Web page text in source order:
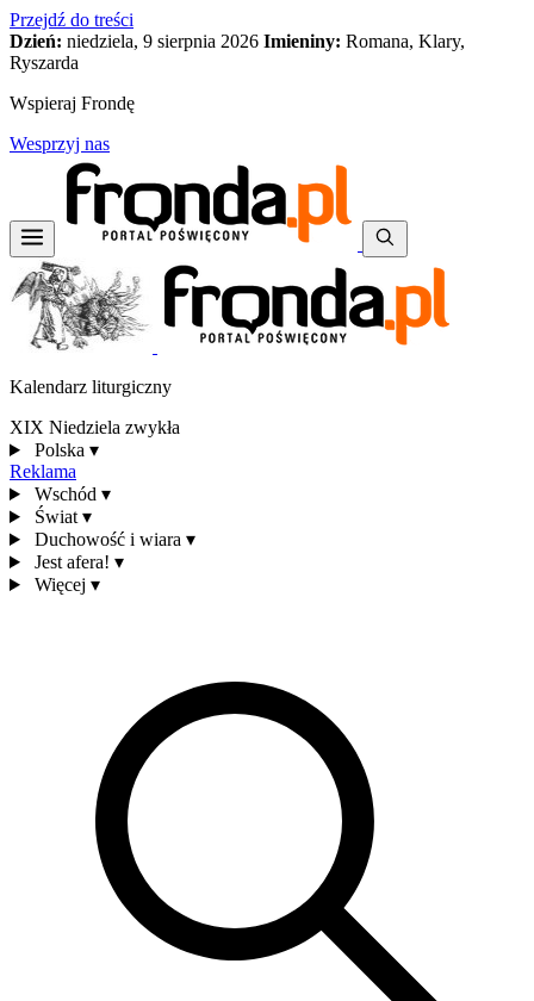
Przejdź do treści
Dzień: niedziela, 9 sierpnia 2026 Imieniny: Romana, Klary,
Ryszarda
Wspieraj Frondę
Wesprzyj nas
Kalendarz liturgiczny
XIX Niedziela zwykła
Polska ▾
Reklama
Wschód ▾
Świat ▾
Duchowość i wiara ▾
Jest afera! ▾
Więcej ▾